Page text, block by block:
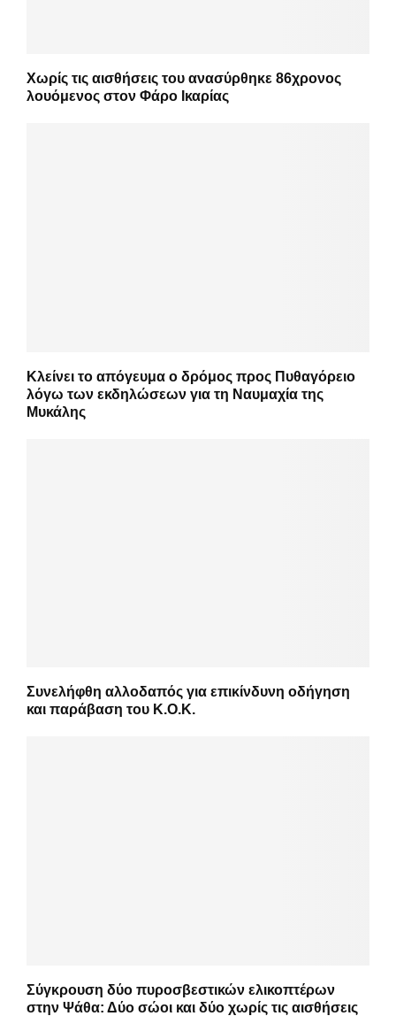
Χωρίς τις αισθήσεις του ανασύρθηκε 86χρονος
λουόμενος στον Φάρο Ικαρίας
Κλείνει το απόγευμα ο δρόμος προς Πυθαγόρειο
λόγω των εκδηλώσεων για τη Ναυμαχία της
Μυκάλης
Συνελήφθη αλλοδαπός για επικίνδυνη οδήγηση
και παράβαση του Κ.Ο.Κ.
Σύγκρουση δύο πυροσβεστικών ελικοπτέρων
στην Ψάθα: Δύο σώοι και δύο χωρίς τις αισθήσεις